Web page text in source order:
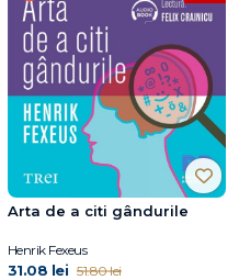
Arta de a citi gândurile
Henrik Fexeus
31.08 lei 51.80 lei